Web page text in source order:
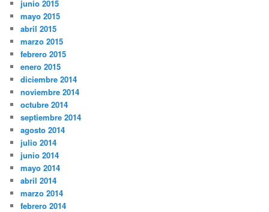
junio 2015
mayo 2015
abril 2015
marzo 2015
febrero 2015
enero 2015
diciembre 2014
noviembre 2014
octubre 2014
septiembre 2014
agosto 2014
julio 2014
junio 2014
mayo 2014
abril 2014
marzo 2014
febrero 2014